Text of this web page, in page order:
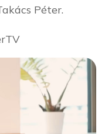
Péter.